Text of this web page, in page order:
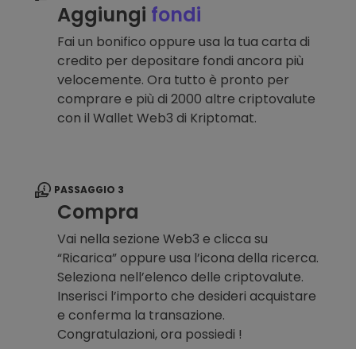
Aggiungi fondi
Fai un bonifico oppure usa la tua carta di
credito per depositare fondi ancora più
velocemente. Ora tutto è pronto per
comprare e più di 2000 altre criptovalute
con il Wallet Web3 di Kriptomat.
PASSAGGIO 3
Compra
Vai nella sezione Web3 e clicca su
“Ricarica” oppure usa l’icona della ricerca.
Seleziona nell’elenco delle criptovalute.
Inserisci l’importo che desideri acquistare
e conferma la transazione.
Congratulazioni, ora possiedi !